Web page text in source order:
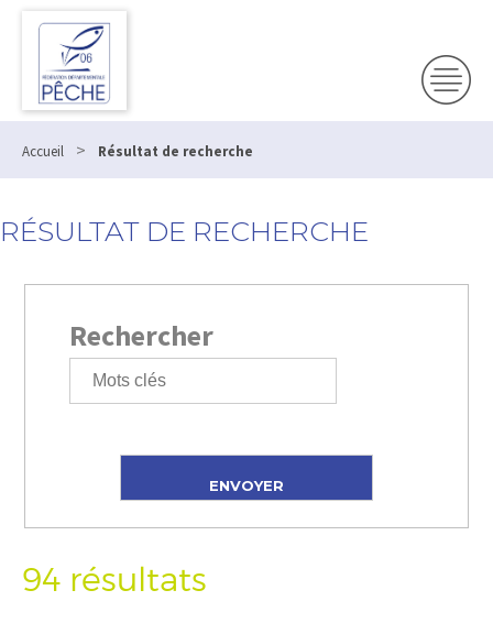
Accueil > Résultat de recherche
RÉSULTAT DE RECHERCHE
Rechercher
94 résultats